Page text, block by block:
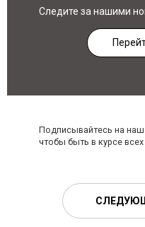
Следите за нашими
Подписывайтесь на наш
чтобы быть в курсе